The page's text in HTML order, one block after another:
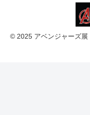
© 2025 アベンジャーズ展